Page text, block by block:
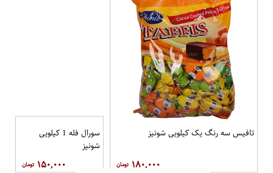
تافیس سه رنگ یک کیلویی شونیز
۱۸۰,۰۰۰
سورال فله 1 کیلویی
شونیز
۱۵۰,۰۰۰